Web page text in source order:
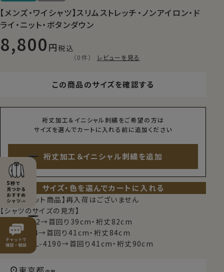
【メンズ・ワイシャツ】スリムストレッチ・ノンアイロン・ド
ライ・ニット・ボタンダウン
8,800 税込
（0件） レビューを見る
この商品のサイズを確認する
裄丈加工＆イニシャル刺繍をご希望の方は
サイズを選んでカートに入れる前に追加ください
裄丈加工＆イニシャル刺繍を追加
サイズ・色を選んでカートに入れる
【限定スポット商品】再入荷はございません
【シャツのサイズの見方】
例）M-3982→首回り39cm・裄丈82cm
例）L-4184→首回り41cm・裄丈84cm
例）TALL-L-4190→首回り41cm・裄丈90cm